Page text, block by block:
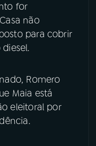
for
não
para cobrir
Romero
Maia está
eleitoral por